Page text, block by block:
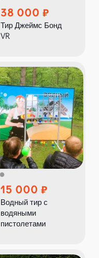
38 000
Тир Джеймс Бонд
VR
15 000
Водный тир с
водяными
пистолетами